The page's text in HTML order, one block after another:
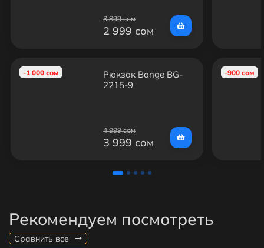
3 899 сом
2 999 сом
-1 000 сом
Рюкзак Bange BG-
2215-9
4 999 сом
3 999 сом
-900 сом
Рекомендуем посмотреть
Сравнить все